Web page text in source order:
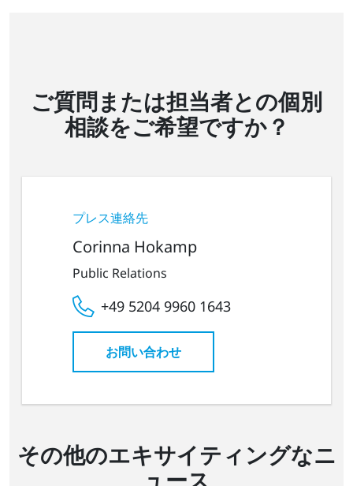
ご質問または担当者との個別
相談をご希望ですか？
プレス連絡先
Corinna Hokamp
Public Relations
+49 5204 9960 1643
お問い合わせ
その他のエキサイティングなニ
ュース